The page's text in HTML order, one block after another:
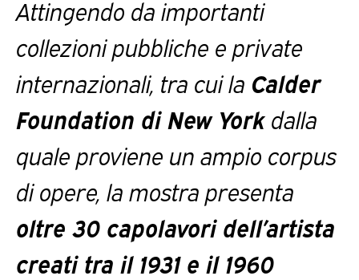
Attingendo da importanti
collezioni pubbliche e private
internazionali, tra cui la Calder
Foundation di New Yorkdalla
quale proviene un ampio corpus
di opere, la mostra presenta
oltre 30 capolavori dell’artista
creati tra il 1931 e il 1960